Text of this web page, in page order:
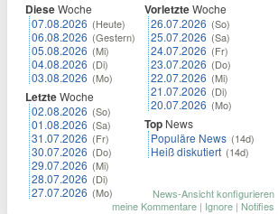
DieseWoche
07.08.2026 (Heute)
06.08.2026 (Gestern)
05.08.2026 (Mi)
04.08.2026 (Di)
03.08.2026 (Mo)
LetzteWoche
02.08.2026 (So)
01.08.2026 (Sa)
31.07.2026 (Fr)
30.07.2026 (Do)
29.07.2026 (Mi)
28.07.2026 (Di)
27.07.2026 (Mo)
VorletzteWoche
26.07.2026 (So)
25.07.2026 (Sa)
24.07.2026 (Fr)
23.07.2026 (Do)
22.07.2026 (Mi)
21.07.2026 (Di)
20.07.2026 (Mo)
Top News
Populäre News (14d)
Heiß diskutiert (14d)
News-Ansicht konfigurieren
meine Kommentare | Ignore | Notifies